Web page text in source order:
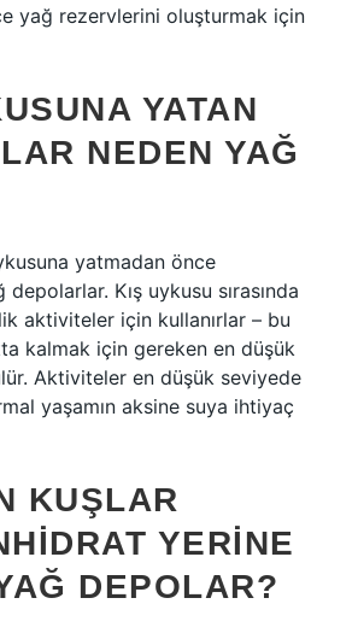
yağ rezervlerini oluşturmak için
YATAN
NEDEN YAĞ
yatmadan önce
Kış uykusu sırasında
aktiviteler için kullanırlar – bu
kalmak için gereken en düşük
Aktiviteler en düşük seviyede
yaşamın aksine suya ihtiyaç
KUŞLAR
YERINE
DEPOLAR?